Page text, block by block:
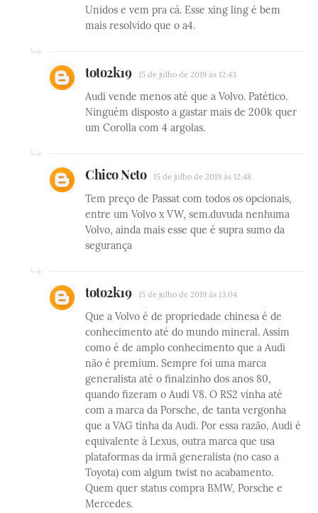
Unidos e vem pra cá. Esse xing ling é bem
mais resolvido que o a4.
toto2k19 15 de julho de 2019 às 12:43
Audi vende menos até que a Volvo. Patético.
Ninguém disposto a gastar mais de 200k quer
um Corolla com 4 argolas.
Chico Neto 15 de julho de 2019 às 12:48
Tem preço de Passat com todos os opcionais,
entre um Volvo x VW, sem.duvuda nenhuma
Volvo, ainda mais esse que é supra sumo da
segurança
toto2k19 15 de julho de 2019 às 13:04
Que a Volvo é de propriedade chinesa é de
conhecimento até do mundo mineral. Assim
como é de amplo conhecimento que a Audi
não é premium. Sempre foi uma marca
generalista até o finalzinho dos anos 80,
quando fizeram o Audi V8. O RS2 vinha até
com a marca da Porsche, de tanta vergonha
que a VAG tinha da Audi. Por essa razão, Audi é
equivalente à Lexus, outra marca que usa
plataformas da irmã generalista (no caso a
Toyota) com algum twist no acabamento.
Quem quer status compra BMW, Porsche e
Mercedes.